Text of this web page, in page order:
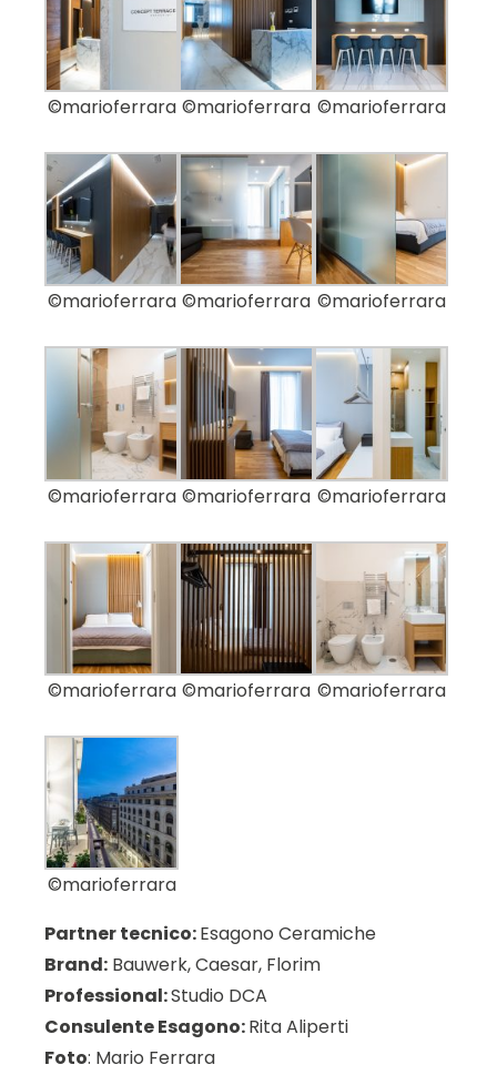
©marioferrara ©marioferrara ©marioferrara
©marioferrara ©marioferrara ©marioferrara
©marioferrara ©marioferrara ©marioferrara
©marioferrara ©marioferrara ©marioferrara
©marioferrara
Partner tecnico:Esagono Ceramiche
Brand: Bauwerk, Caesar, Florim
Professional:Studio DCA
Consulente Esagono:Rita Aliperti
Foto: Mario Ferrara